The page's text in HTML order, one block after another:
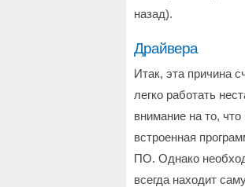
назад).
Драйвера
Итак, эта причина
легко работать
внимание на то,
встроенная
ПО. Однако
всегда находит